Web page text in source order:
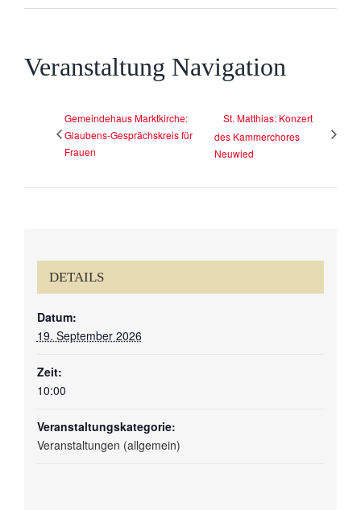
Veranstaltung Navigation
Gemeindehaus Marktkirche:
Glaubens-Gesprächskreis für
Frauen
St. Matthias: Konzert
des Kammerchores
Neuwied
DETAILS
Datum:
19. September 2026
Zeit:
10:00
Veranstaltungskategorie:
Veranstaltungen (allgemein)